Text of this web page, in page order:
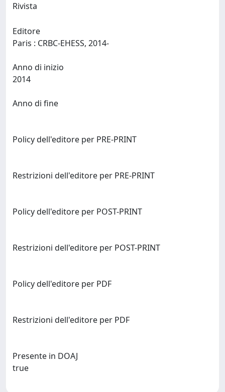
Rivista
Editore
Anno di inizio
Anno di fine
Policy dell'editore per PRE-PRINT
Restrizioni dell'editore per PRE-PRINT
Policy dell'editore per POST-PRINT
Restrizioni dell'editore per POST-PRINT
Policy dell'editore per PDF
Restrizioni dell'editore per PDF
Presente in DOAJ